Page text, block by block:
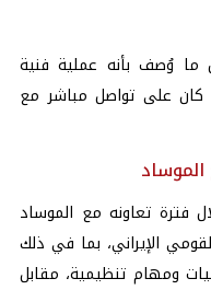
في ديسمبر 2023، خلال ما وُصف بأنه عملية فنية
كان على تواصل مباشر مع
فترة تعاونه مع الموساد
الإيراني، بما في ذلك
ومهام تنظيمية، مقابل